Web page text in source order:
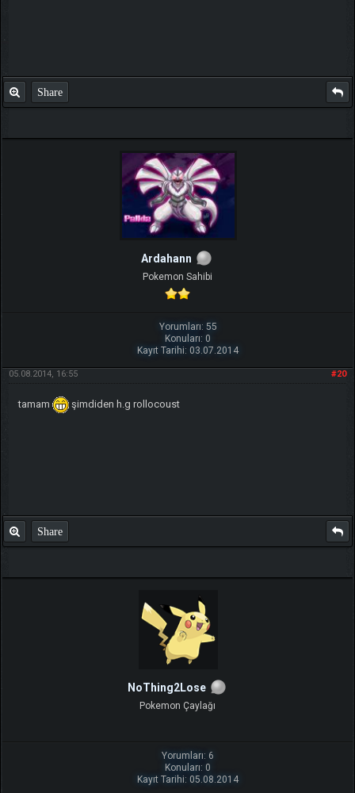
Share
Ardahann
Pokemon Sahibi
Yorumları: 55
Konuları: 0
Kayıt Tarihi: 03.07.2014
#20
05.08.2014, 16:55
tamam şimdiden h.g rollocoust
Share
NoThing2Lose
Pokemon Çaylağı
Yorumları: 6
Konuları: 0
Kayıt Tarihi: 05.08.2014